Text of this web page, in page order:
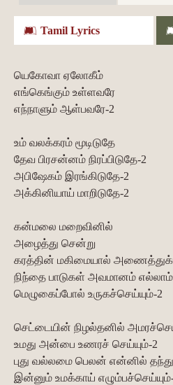
Tamil Lyrics
யெகோவா ஏலோகீம்
எங்கெங்கும் உள்ளவரே
எந்நாளும் ஆள்பவரே-2
உம் வலக்கரம் மூடிடுதே
தேவ பிரசன்னம் நிரப்பிடுதே-2
அபிஷேகம் இரங்கிடுதே-2
அக்கினியாய் மாறிடுதே-2
கன்மலை மறைவினில்
அழைத்து சென்று
கரத்தின் மகிமையால்
நிந்தை பாடுகள் அவமானம் எல்லாம்
மெழுகைப்போல் உருகச்செய்யும்-2
செட்டையின் நிழல்தனில்
உமது அன்பை உணரச் செய்யும்-2
புது வல்லமை பெலன் என்னில் தந்து
இன்னும் உமக்காய்